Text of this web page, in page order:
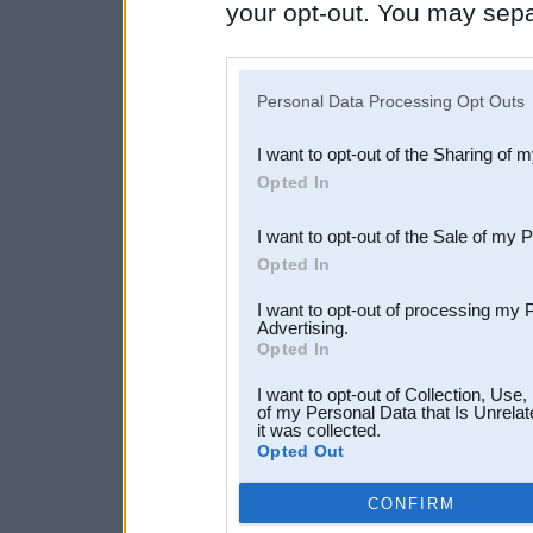
your opt-out. You may
Downstream Participants
third parties.
Personal Data Processing Opt Outs
I want to opt-out of the Sharing of
Opted In
I want to opt-out of the Sale of my
Opted In
I want to opt-out of processing my
Advertising.
Opted In
I want to opt-out of Collection,
of my Personal Data that Is
it was collected.
Opted Out
CONFIRM